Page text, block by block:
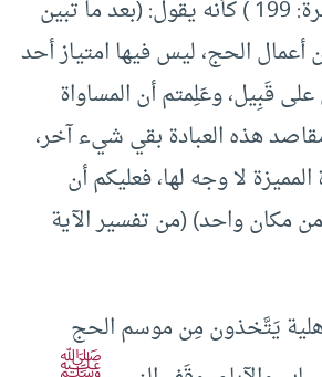
أفاض الناس) (البقرة: 199 ) كأنه يقول: (بعد ما تبين
أعمال الحج، ليس فيها امتياز أحد
قَبِيل، وعَلِمتم أن المساواة
هذه العبادة بقي شيء آخر،
لا وجه لها، فعليكم أن
مكان واحد) (من تفسير الآية
يَتَّخذون مِن موسم الحج